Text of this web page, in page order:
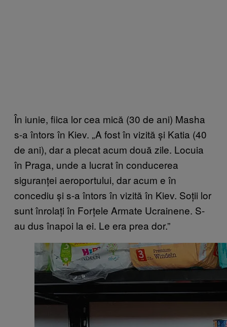
În iunie, fiica lor cea mică (30 de ani) Masha
s-a întors în Kiev. „A fost în vizită și Katia (40
de ani), dar a plecat acum două zile. Locuia
în Praga, unde a lucrat în conducerea
siguranței aeroportului, dar acum e în
concediu și s-a întors în vizită în Kiev. Soții lor
sunt înrolați în Forțele Armate Ucrainene. S-
au dus înapoi la ei. Le era prea dor.”